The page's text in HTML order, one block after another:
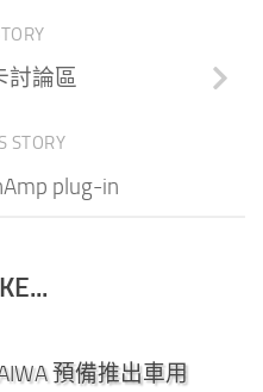
討論區
STORY
plug-in
預備推出車用